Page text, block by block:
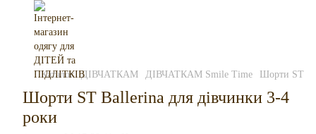
Каталог ДІВЧАТКАМ ДІВЧАТКАМ Smile Time Шорти ST
Шорти ST Ballerina для дівчинки 3-4
роки